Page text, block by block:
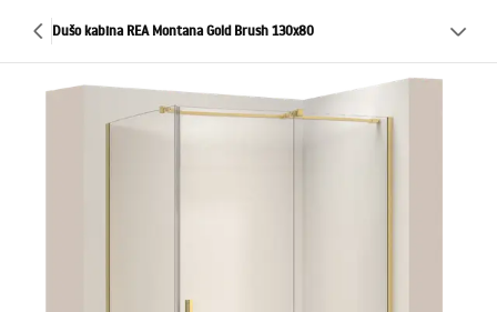
Dušo kabina REA Montana Gold Brush 130x80